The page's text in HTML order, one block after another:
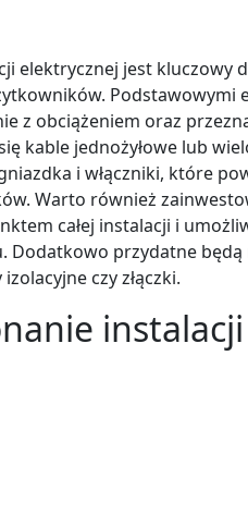
elektrycznej jest kluczowy
Podstawowymi
z obciążeniem oraz
kable jednożyłowe lub
i włączniki, które
Warto również
całej instalacji i
Dodatkowo przydatne
czy złączki.
instalacji